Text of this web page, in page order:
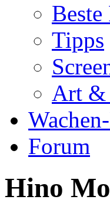
Beste
Tipps
Art &
Forum
Hino